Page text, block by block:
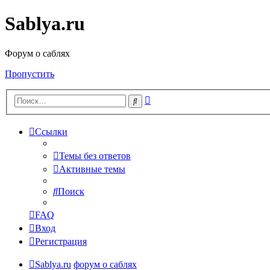
Sablya.ru
Форум о саблях
Пропустить
Поиск
Ссылки
Темы без ответов
Активные темы
Поиск
FAQ
Вход
Регистрация
Sablya.ru форум о саблях